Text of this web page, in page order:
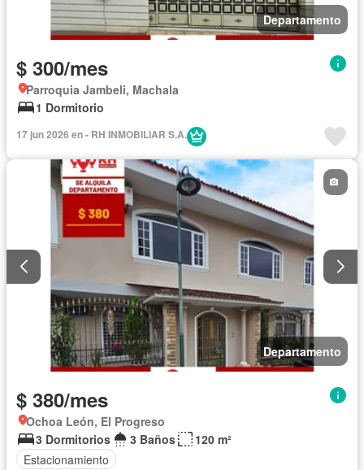
Departamento
$ 300/mes
Parroquia Jambeli, Machala
1 Dormitorio
17 jun 2026 en - RH INMOBILIAR S.A.
Departamento
$ 380/mes
Ochoa León, El Progreso
3 Dormitorios
3 Baños
120 m²
Estacionamiento